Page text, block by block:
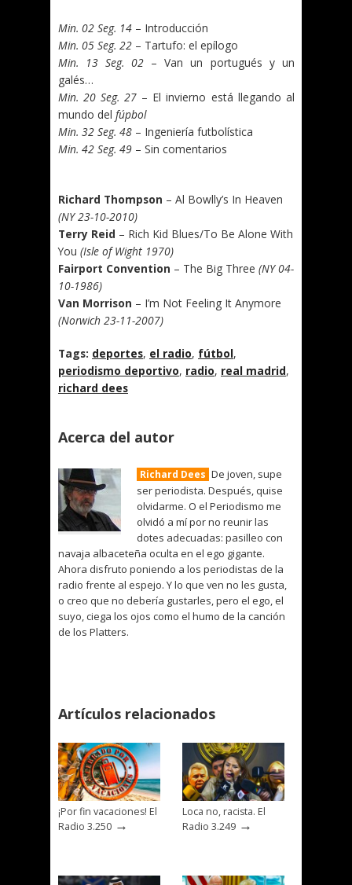
Min. 02 Seg. 14 – Introducción
Min. 05 Seg. 22 – Tartufo: el epílogo
Min. 13 Seg. 02 – Van un portugués y un
galés…
Min. 20 Seg. 27 – El invierno está llegando al
mundo del fúpbol
Min. 32 Seg. 48 – Ingeniería futbolística
Min. 42 Seg. 49 – Sin comentarios
Richard Thompson – Al Bowlly’s In Heaven
(NY 23-10-2010)
Terry Reid – Rich Kid Blues/To Be Alone With
You (Isle of Wight 1970)
Fairport Convention – The Big Three (NY 04-
10-1986)
Van Morrison – I’m Not Feeling It Anymore
(Norwich 23-11-2007)
Tags: deportes, el radio, fútbol,
periodismo deportivo, radio, real madrid,
richard dees
Acerca del autor
Richard Dees De joven, supe
ser periodista. Después, quise
olvidarme. O el Periodismo me
olvidó a mí por no reunir las
dotes adecuadas: pasilleo con
navaja albaceteña oculta en el ego gigante.
Ahora disfruto poniendo a los periodistas de la
radio frente al espejo. Y lo que ven no les gusta,
o creo que no debería gustarles, pero el ego, el
suyo, ciega los ojos como el humo de la canción
de los Platters.
Artículos relacionados
¡Por fin vacaciones! El
Radio 3.250 →
Loca no, racista. El
Radio 3.249 →